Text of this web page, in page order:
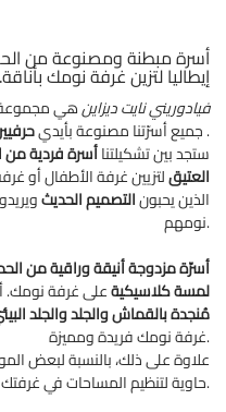
أسرة مبطنة ومصنوعة من
إيطاليا لتزين غرفة نومك بأناقة.
فيادوريني نايت ديزاينهي
جميع أسرّتنا مصنوعة بأيدي.
ستجد بين تشكيلتناأسرة فردية من
العتيقلتزيين غرفة الأطفال أو
الذين يحبونالتصميم الحديث
نومهم.
أسرّة مزدوجة أنيقة وراقية من
لمسة كلاسيكيةعلى غرفة نومك.
مُنجدةبالقماش والجلد والجلد
غرفة نومك فريدة ومميزة.
علاوة على ذلك، بالنسبة لبعض
حاوية لتنظيم المساحات في غرفتك بشكل أفضل.